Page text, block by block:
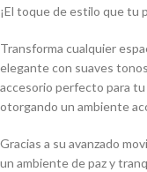
¡El toque de estilo que tu
Transforma cualquier
elegante con suaves
accesorio perfecto para
otorgando un ambiente
Gracias a su avanzado
un ambiente de paz y